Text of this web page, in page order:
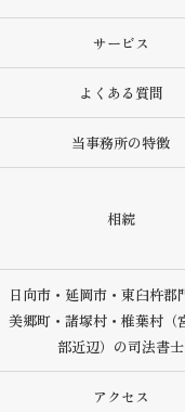
サービス
よくある質問
当事務所の特徴
相続
日向市・延岡市・東臼杵郡
美郷町・諸塚村・椎葉村（
部近辺）の司法書士
アクセス